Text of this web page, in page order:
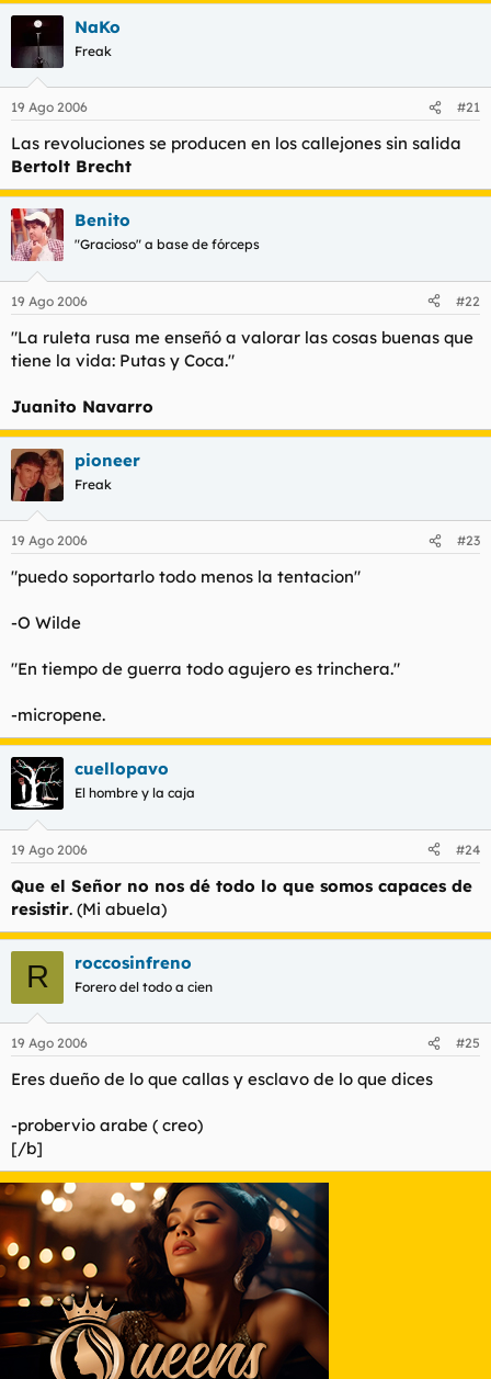
NaKo
Freak
19 Ago 2006 #21
Las revoluciones se producen en los callejones sin salida
Bertolt Brecht
Benito
"Gracioso" a base de fórceps
19 Ago 2006 #22
"La ruleta rusa me enseñó a valorar las cosas buenas que
tiene la vida: Putas y Coca."
Juanito Navarro
pioneer
Freak
19 Ago 2006 #23
"puedo soportarlo todo menos la tentacion"
-O Wilde
"En tiempo de guerra todo agujero es trinchera."
-micropene.
cuellopavo
El hombre y la caja
19 Ago 2006 #24
Que el Señor no nos dé todo lo que somos capaces de
resistir. (Mi abuela)
R roccosinfreno
Forero del todo a cien
19 Ago 2006 #25
Eres dueño de lo que callas y esclavo de lo que dices
-probervio arabe ( creo)
[/b]